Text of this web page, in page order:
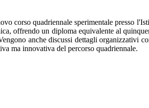
corso quadriennale sperimentale presso
offrendo un diploma equivalente al
anche discussi dettagli organizzativi
ma innovativa del percorso quadriennale.